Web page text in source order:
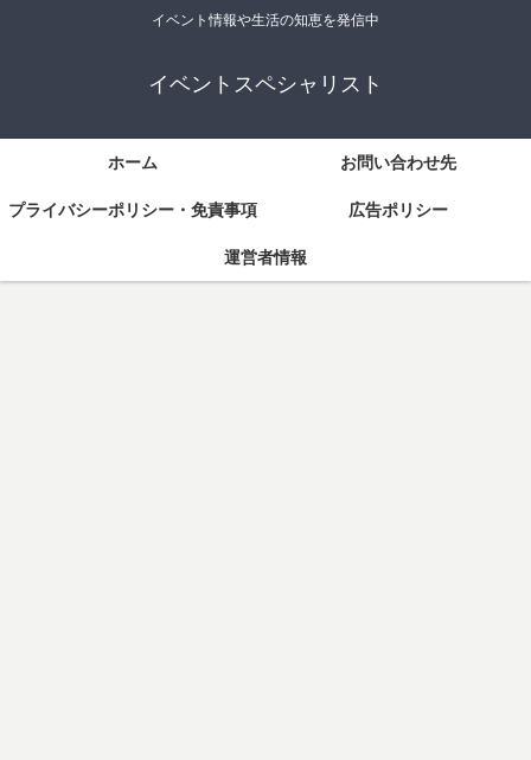
イベント情報や生活の知恵を発信中
イベントスペシャリスト
ホーム お問い合わせ先
プライバシーポリシー・免責事項 広告ポリシー
運営者情報